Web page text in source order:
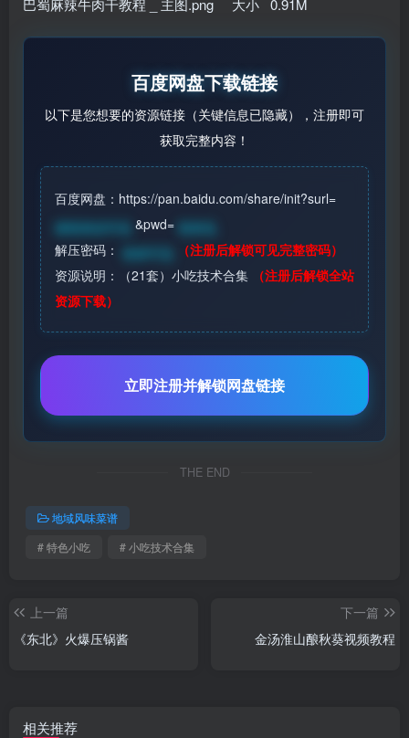
巴蜀麻辣牛肉干教程 _ 主图.png 大小 0.91M
百度网盘下载链接
以下是您想要的资源链接（关键信息已隐藏），注册即可
获取完整内容！
百度网盘：https://pan.baidu.com/share/init?surl=
请登录后可见
&pwd=
解压密码：
（注册后解锁可见完整密码）
资源说明：（21套）小吃技术合集
（注册后解锁全站
资源下载）
立即注册并解锁网盘链接
THE END
地域风味菜谱
# 特色小吃
# 小吃技术合集
上一篇
《东北》火爆压锅酱
下一篇
金汤淮山酿秋葵视频教程
相关推荐